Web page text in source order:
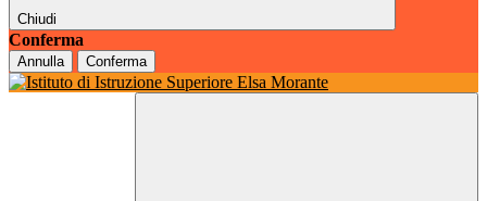
Chiudi
Conferma
Annulla Conferma